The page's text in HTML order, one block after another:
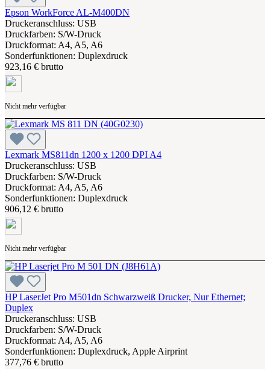
Epson WorkForce AL-M400DN
Druckeranschluss: USB
Druckfarben: S/W-Druck
Druckformat: A4, A5, A6
Sonderfunktionen: Duplexdruck
923,16 € brutto
Nicht mehr verfügbar
Lexmark MS811dn 1200 x 1200 DPI A4
Druckeranschluss: USB
Druckfarben: S/W-Druck
Druckformat: A4, A5, A6
Sonderfunktionen: Duplexdruck
906,12 € brutto
Nicht mehr verfügbar
HP LaserJet Pro M501dn Schwarzweiß Drucker, Nur Ethernet;
Duplex
Druckeranschluss: USB
Druckfarben: S/W-Druck
Druckformat: A4, A5, A6
Sonderfunktionen: Duplexdruck, Apple Airprint
377,76 € brutto